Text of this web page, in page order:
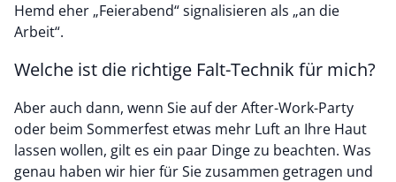
Hemd eher „Feierabend“ signalisieren als „an die
Arbeit“.
Welche ist die richtige Falt-Technik für mich?
Aber auch dann, wenn Sie auf der After-Work-Party
oder beim Sommerfest etwas mehr Luft an Ihre Haut
lassen wollen, gilt es ein paar Dinge zu beachten. Was
genau haben wir hier für Sie zusammen getragen und